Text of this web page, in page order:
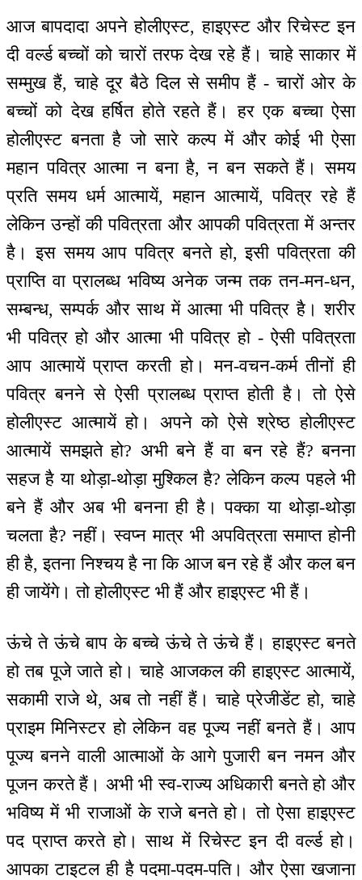
आज बापदादा अपने होलीएस्ट, हाइएस्ट और रिचेस्ट इन
दी वर्ल्ड बच्चों को चारों तरफ देख रहे हैं। चाहे साकार में
सम्मुख हैं, चाहे दूर बैठे दिल से समीप हैं - चारों ओर के
बच्चों को देख हर्षित होते रहते हैं। हर एक बच्चा ऐसा
होलीएस्ट बनता है जो सारे कल्प में और कोई भी ऐसा
महान पवित्र आत्मा न बना है, न बन सकते हैं। समय
प्रति समय धर्म आत्मायें, महान आत्मायें, पवित्र रहे हैं
लेकिन उन्हों की पवित्रता और आपकी पवित्रता में अन्तर
है। इस समय आप पवित्र बनते हो, इसी पवित्रता की
प्राप्ति वा प्रालब्ध भविष्य अनेक जन्म तक तन-मन-धन,
सम्बन्ध, सम्पर्क और साथ में आत्मा भी पवित्र है। शरीर
भी पवित्र हो और आत्मा भी पवित्र हो - ऐसी पवित्रता
आप आत्मायें प्राप्त करती हो। मन-वचन-कर्म तीनों ही
पवित्र बनने से ऐसी प्रालब्ध प्राप्त होती है। तो ऐसे
होलीएस्ट आत्मायें हो। अपने को ऐसे श्रेष्ठ होलीएस्ट
आत्मायें समझते हो? अभी बने हैं वा बन रहे हैं? बनना
सहज है या थोड़ा-थोड़ा मुश्किल है? लेकिन कल्प पहले भी
बने हैं और अब भी बनना ही है। पक्का या थोड़ा-थोड़ा
चलता है? नहीं। स्वप्न मात्र भी अपवित्रता समाप्त होनी
ही है, इतना निश्चय है ना कि आज बन रहे हैं और कल बन
ही जायेंगे। तो होलीएस्ट भी हैं और हाइएस्ट भी हैं।
ऊंचे ते ऊंचे बाप के बच्चे ऊंचे ते ऊंचे हैं। हाइएस्ट बनते
हो तब पूजे जाते हो। चाहे आजकल की हाइएस्ट आत्मायें,
सकामी राजे थे, अब तो नहीं हैं। चाहे प्रेजीडेंट हो, चाहे
प्राइम मिनिस्टर हो लेकिन वह पूज्य नहीं बनते हैं। आप
पूज्य बनने वाली आत्माओं के आगे पुजारी बन नमन और
पूजन करते हैं। अभी भी स्व-राज्य अधिकारी बनते हो और
भविष्य में भी राजाओं के राजे बनते हो। तो ऐसा हाइएस्ट
पद प्राप्त करते हो। साथ में रिचेस्ट इन दी वर्ल्ड हो।
आपका टाइटल ही है पदमा-पदम-पति। और ऐसा खजाना